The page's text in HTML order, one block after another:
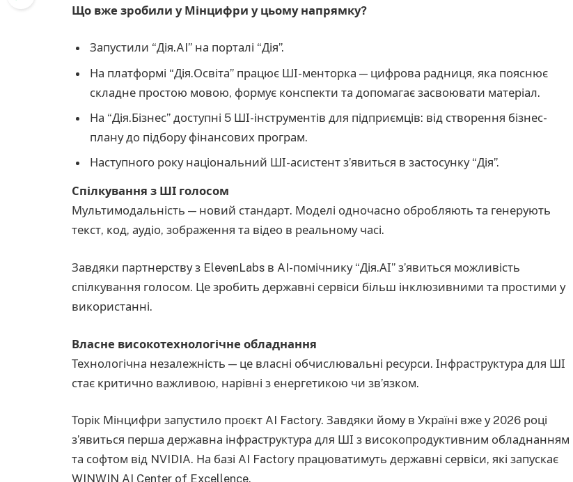
Що вже зробили у Мінцифри у цьому напрямку?
Запустили “Дія.AI” на порталі “Дія”.
На платформі “Дія.Освіта” працює ШІ-менторка — цифрова радниця, яка пояснює
складне простою мовою, формує конспекти та допомагає засвоювати матеріал.
На “Дія.Бізнес” доступні 5 ШІ-інструментів для підприємців: від створення бізнес-
плану до підбору фінансових програм.
Наступного року національний ШІ-асистент з’явиться в застосунку “Дія”.
Спілкування з ШІ голосом
Мультимодальність — новий стандарт. Моделі одночасно обробляють та генерують
текст, код, аудіо, зображення та відео в реальному часі.
Завдяки партнерству з ElevenLabs в AI-помічнику “Дія.АІ” з’явиться можливість
спілкування голосом. Це зробить державні сервіси більш інклюзивними та простими у
використанні.
Власне високотехнологічне обладнання
Технологічна незалежність — це власні обчислювальні ресурси. Інфраструктура для ШІ
стає критично важливою, нарівні з енергетикою чи зв’язком.
Торік Мінцифри запустило проєкт AI Factory. Завдяки йому в Україні вже у 2026 році
з’явиться перша державна інфраструктура для ШІ з високопродуктивним обладнанням
та софтом від NVIDIA. На базі AI Factory працюватимуть державні сервіси, які запускає
WINWIN AI Center of Excellence.